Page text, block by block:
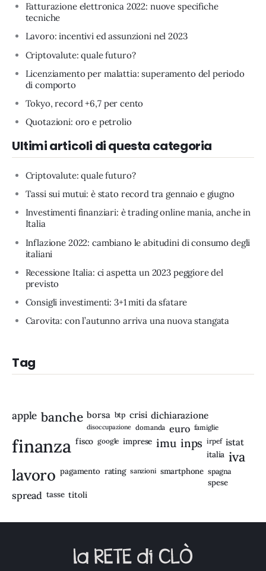
Fatturazione elettronica 2022: nuove specifiche
tecniche
Lavoro: incentivi ed assunzioni nel 2023
Criptovalute: quale futuro?
Licenziamento per malattia: superamento del periodo
di comporto
Tokyo, record +6,7 per cento
Quotazioni: oro e petrolio
Ultimi articoli di questa categoria
Criptovalute: quale futuro?
Tassi sui mutui: è stato record tra gennaio e giugno
Investimenti finanziari: è trading online mania, anche in
Italia
Inflazione 2022: cambiano le abitudini di consumo degli
italiani
Recessione Italia: ci aspetta un 2023 peggiore del
previsto
Consigli investimenti: 3+1 miti da sfatare
Carovita: con l’autunno arriva una nuova stangata
Tag
apple banche borsa btp crisi dichiarazione
disoccupazione domanda euro famiglie
finanza fisco google imprese imu inps irpef istat
italia iva
lavoro pagamento rating sanzioni smartphone spagna
spese
spread tasse titoli